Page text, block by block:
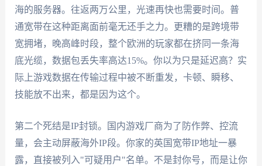
海的服务器。往返两万公里，光速再快也需要时间。普
通宽带在这种距离面前毫无还手之力。更糟的是跨境带
宽拥堵，晚高峰时段，整个欧洲的玩家都在挤同一条海
底光缆，数据包丢失率高达15%。你以为只是延迟高？实
际上游戏数据在传输过程中被不断重发，卡顿、瞬移、
技能放不出来，都是因为这个。
第二个死结是IP封锁。国内游戏厂商为了防作弊、控流
量，会主动屏蔽海外IP段。你家的英国宽带IP地址一暴
露，直接被列入"可疑用户"名单。不是封你号，而是让你